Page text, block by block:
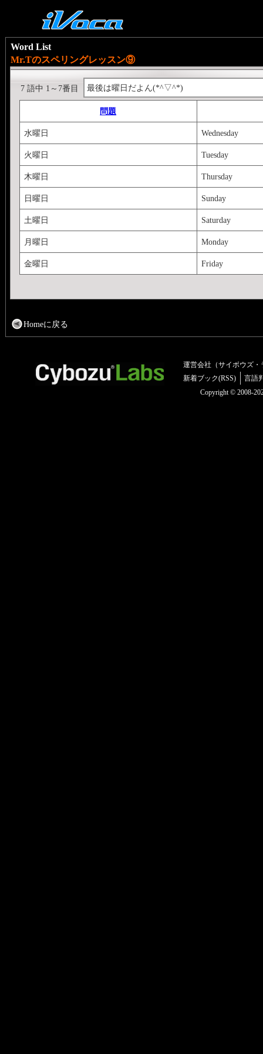
Word List
Mr.Tのスペリングレッスン⑨
最後は曜日だよん(*^▽^*)
7 語中 1～7番目
問題
水曜日 Wednesday
火曜日 Tuesday
木曜日 Thursday
日曜日 Sunday
土曜日 Saturday
月曜日 Monday
金曜日 Friday
Homeに戻る
運営会社（サイボウズ・
新着ブック(RSS)
言語
Copyright © 2008-